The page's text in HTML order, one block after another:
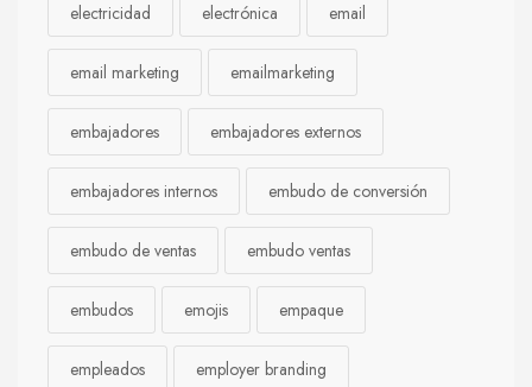
electricidad electrónica email
email marketing emailmarketing
embajadores embajadores externos
embajadores internos embudo de conversión
embudo de ventas embudo ventas
embudos emojis empaque
empleados employer branding